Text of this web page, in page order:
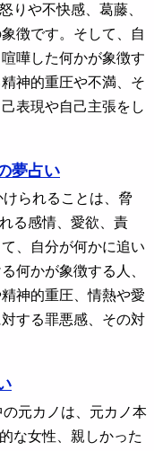
りや不快感、葛藤、
徴です。そして、自
嘩した何かが象徴す
神的重圧や不満、そ
表現や自己主張をし
夢占い
けられることは、脅
る感情、愛欲、責
、自分が何かに追い
何かが象徴する人、
神的重圧、情熱や愛
する罪悪感、その対
の元カノは、元カノ本
な女性、親しかった